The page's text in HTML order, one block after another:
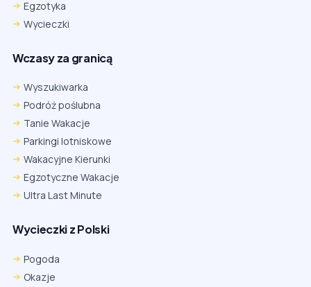
Egzotyka
Wycieczki
Wczasy za granicą
Wyszukiwarka
Podróż poślubna
Tanie Wakacje
Parkingi lotniskowe
Wakacyjne Kierunki
Egzotyczne Wakacje
Ultra Last Minute
Wycieczki z Polski
Pogoda
Okazje